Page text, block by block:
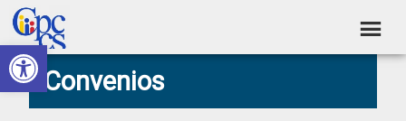
Abrir barra de herramientas
Skip
to
primary
navigation
Skip
to
main
content
Skip
to
primary
sidebar
Skip
to
footer
Consejo
de
Construyendo
Poder
Ciudadano
Convenios